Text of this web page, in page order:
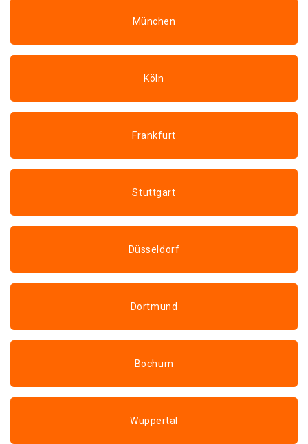
München
Köln
Frankfurt
Stuttgart
Düsseldorf
Dortmund
Bochum
Wuppertal